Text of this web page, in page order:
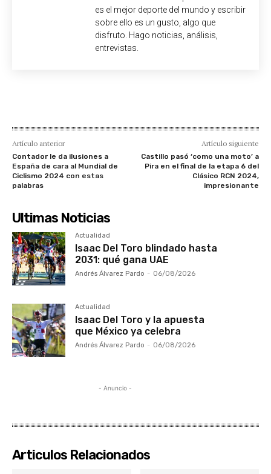
es el mejor deporte del mundo y escribir
sobre ello es un gusto, algo que
disfruto. Hago noticias, análisis,
entrevistas.
Artículo anterior
Contador le da ilusiones a
España de cara al Mundial de
Ciclismo 2024 con estas
palabras
Artículo siguiente
Castillo pasó ‘como una moto’ a
Pira en el final de la etapa 6 del
Clásico RCN 2024,
impresionante
Ultimas Noticias
Actualidad
Isaac Del Toro blindado hasta
2031: qué gana UAE
Andrés Álvarez Pardo - 06/08/2026
Actualidad
Isaac Del Toro y la apuesta
que México ya celebra
Andrés Álvarez Pardo - 06/08/2026
- Anuncio -
Articulos Relacionados